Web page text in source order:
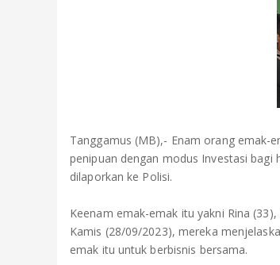
Tanggamus (MB),- Enam orang emak-
penipuan dengan modus Investasi bagi
dilaporkan ke Polisi.
Keenam emak-emak itu yakni Rina
Kamis (28/09/2023), mereka
emak itu untuk berbisnis bersama.